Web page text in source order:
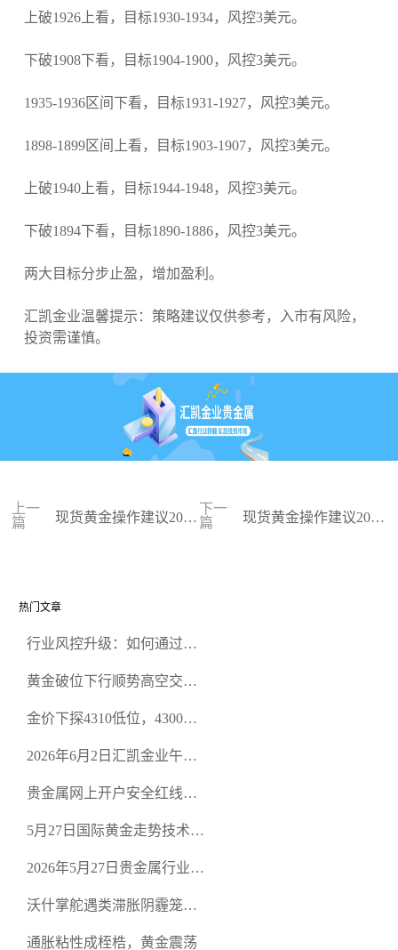
上破1926上看，目标1930-1934，风控3美元。
下破1908下看，目标1904-1900，风控3美元。
1935-1936区间下看，目标1931-1927，风控3美元。
1898-1899区间上看，目标1903-1907，风控3美元。
上破1940上看，目标1944-1948，风控3美元。
下破1894下看，目标1890-1886，风控3美元。
两大目标分步止盈，增加盈利。
汇凯金业温馨提示：策略建议仅供参考，入市有风险，
投资需谨慎。
上一
篇
现货黄金操作建议2023
下一
篇
现货黄金操作建议2023
热门文章
行业风控升级：如何通过正
规黄金开户交易平台？
黄金破位下行顺势高空交易
金价下探4310低位，4300关
2026年6月2日汇凯金业午盘
空头清算算法如何布防？
贵金属网上开户安全红线：
恶意洗盘陷阱
5月27日国际黄金走势技术盘
规黄金平台全方位行情解析
2026年5月27日贵金属行业新
正规贵金属开户平台迎开户
热潮
沃什掌舵遇类滞胀阴霾笼
通胀粘性成桎梏，黄金震荡